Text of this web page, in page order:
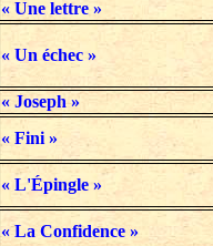
« Une lettre »
« Un échec »
« Joseph »
« Fini »
« L'Épingle »
« La Confidence »